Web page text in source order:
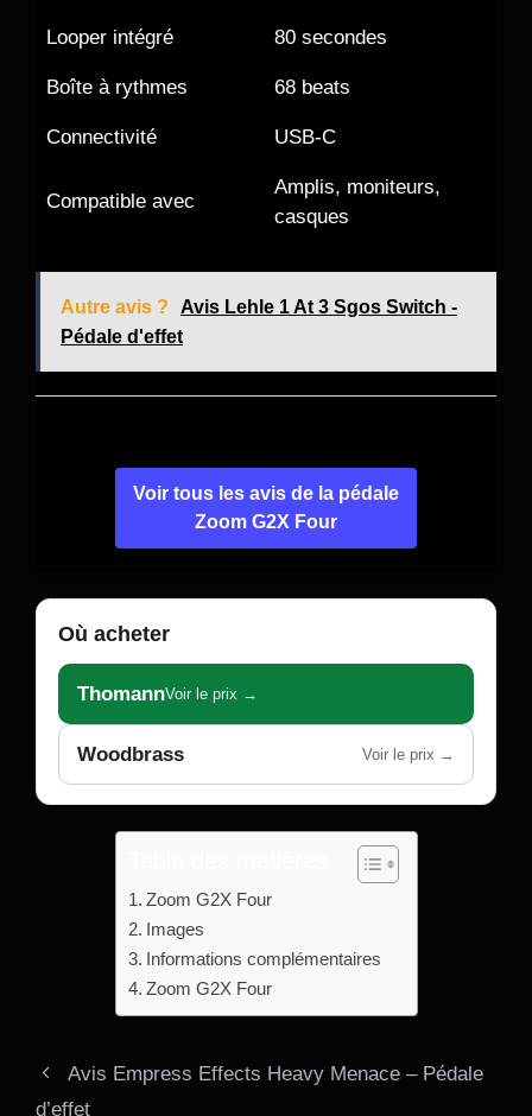
Looper intégré 80 secondes
Boîte à rythmes 68 beats
Connectivité USB-C
Compatible avec
Amplis, moniteurs,
casques
Autre avis ?
Avis Lehle 1 At 3 Sgos Switch -
Pédale d'effet
Voir tous les avis de la pédale
Zoom G2X Four
Où acheter
ThomannVoir le prix →
Woodbrass Voir le prix →
Zoom G2X Four
Images
Informations complémentaires
Zoom G2X Four
Avis Empress Effects Heavy Menace – Pédale
d’effet